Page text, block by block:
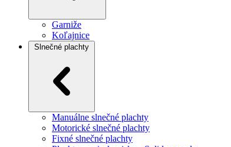
Garniže
Koľajnice
Slnečné plachty
Manuálne slnečné plachty
Motorické slnečné plachty
Fixné slnečné plachty